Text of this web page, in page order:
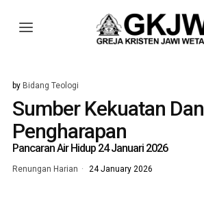
by Bidang Teologi
Sumber Kekuatan Dan
Pengharapan
Pancaran Air Hidup 24 Januari 2026
Renungan Harian 24 January 2026